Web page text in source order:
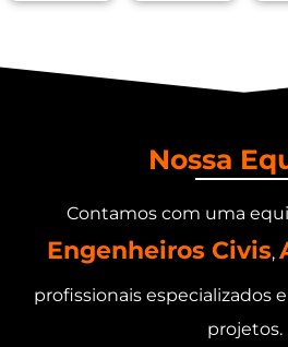
Nossa
Contamos com uma
Engenheiros Civis,
profissionais especializados
projetos.